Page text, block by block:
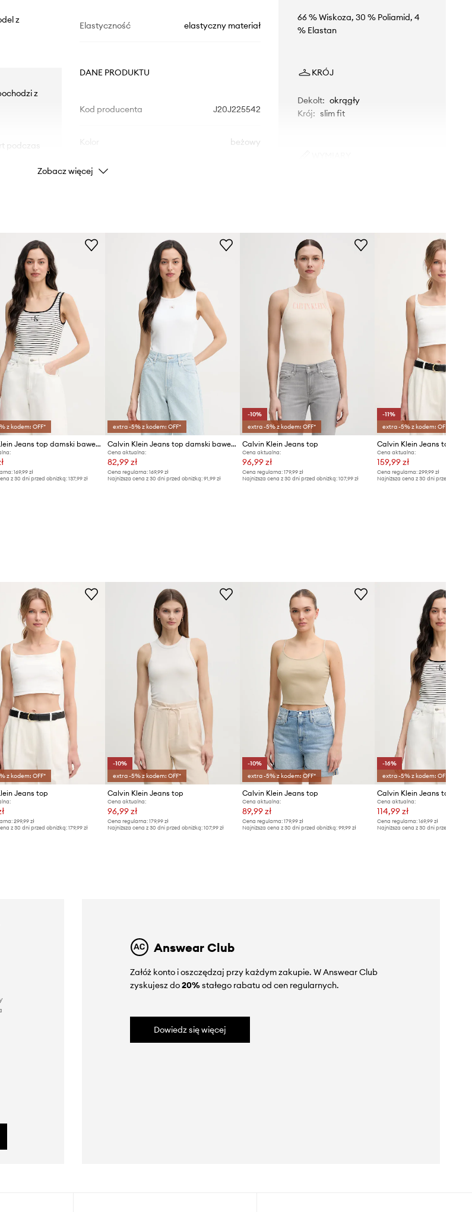
z
z
podczas
Elastyczność elastyczny materiał
DANE PRODUKTU
Kod producenta J20J225542
beżowy
Marka
ID Produktu
66 % Wiskoza, 30 % Poliamid, 4
% Elastan
KRÓJ
Dekolt: okrągły
Krój: slim fit
Zalecamy wybór rozmiaru, jaki nosisz
zazwyczaj.
Tabela rozmiarów
Zobacz więcej
z kodem: OFF*
Calvin Klein Jeans top damski bawełniany z elastanem
169,99 zł
z 30 dni przed obniżką: 137,99 zł
extra -5% z kodem: OFF*
Calvin Klein Jeans top damski bawełniany z elastanem
Cena aktualna:
82,99 zł
Cena regularna: 169,99 zł
Najniższa cena z 30 dni przed obniżką: 91,99 zł
-10%
extra -5% z kodem: OFF*
Calvin Klein Jeans top
Cena aktualna:
96,99 zł
Cena regularna:179,99 zł
Najniższa cena z 30 dni przed obniżką:107,99 zł
-11%
extra -5% z kodem: OFF*
Calvin Klein Jeans top
Cena aktualna:
159,99 zł
Cena regularna: 299,99 zł
Najniższa cena z 30 dni przed obniżką:
z kodem: OFF*
Jeans top
299,99 zł
z 30 dni przed obniżką: 179,99 zł
-10%
extra -5% z kodem: OFF*
Calvin Klein Jeans top
Cena aktualna:
96,99 zł
Cena regularna: 179,99 zł
Najniższa cena z 30 dni przed obniżką: 107,99 zł
-10%
extra -5% z kodem: OFF*
Calvin Klein Jeans top
Cena aktualna:
89,99 zł
Cena regularna:179,99 zł
Najniższa cena z 30 dni przed obniżką:99,99 zł
-16%
extra -5% z kodem: OFF*
Cena aktualna:
114,99 zł
Cena regularna: 169,99 zł
Najniższa cena z 30 dni przed obniżką:
Answear Club
Załóż konto i oszczędzaj przy każdym zakupie. W Answear Club
zyskujesz do20%stałego rabatu od cen regularnych.
Dowiedz się więcej